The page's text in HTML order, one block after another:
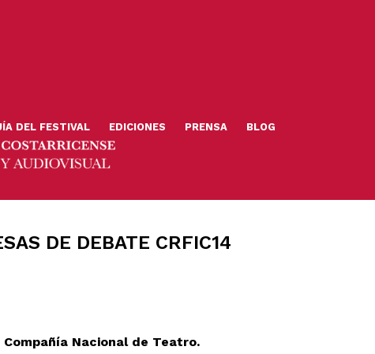
DEL FESTIVAL EDICIONES PRENSA BLOG
DE DEBATE CRFIC14
Nacional de Teatro.